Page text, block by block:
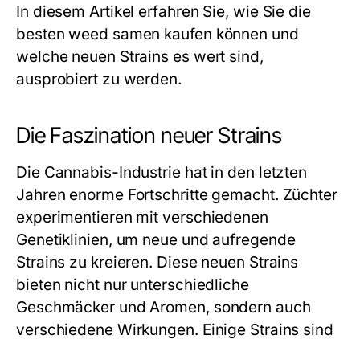
In diesem Artikel erfahren Sie, wie Sie die
bestenweed samen kaufen können und
welche neuen Strains es wert sind,
ausprobiert zu werden.
Die Faszination neuer Strains
Die Cannabis-Industrie hat in den letzten
Jahren enorme Fortschritte gemacht. Züchter
experimentieren mit verschiedenen
Genetiklinien, um neue und aufregende
Strains zu kreieren. Diese neuen Strains
bieten nicht nur unterschiedliche
Geschmäcker und Aromen, sondern auch
verschiedene Wirkungen. Einige Strains sind